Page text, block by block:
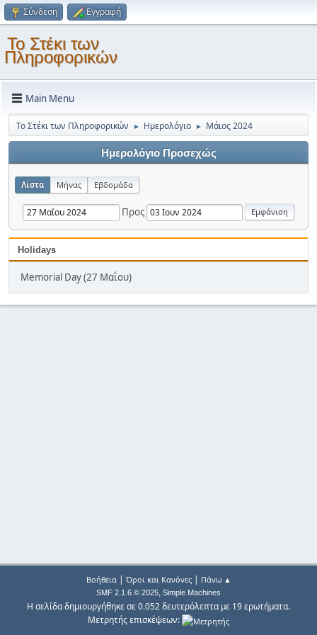
Σύνδεση Εγγραφή
Το Στέκι των
Πληροφορικών
Main Menu
Το Στέκι των Πληροφορικών ► Ημερολόγιο ► Μάιος 2024
Ημερολόγιο Προσεχώς
Λίστα Μήνας Εβδομάδα
Προς
Holidays
Memorial Day (27 Μαΐου)
Βοήθεια| Όροι και Κανόνες| Πάνω ▲
SMF 2.1.6 © 2025, Simple Machines
Η σελίδα δημιουργήθηκε σε 0.052 δευτερόλεπτα με 19 ερωτήματα.
Μετρητής επισκέψεων: